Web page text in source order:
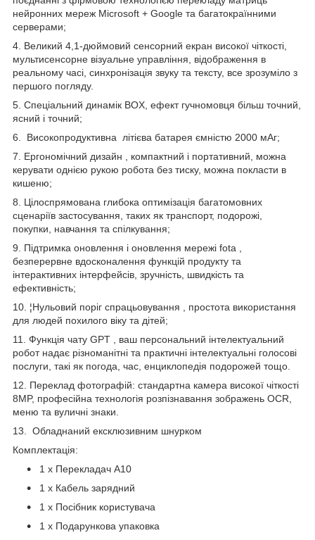
нейронних мереж Microsoft + Google та багатокраїнними
серверами;
4. Великий 4,1-дюймовий сенсорний екран високої чіткості,
мультисенсорне візуальне управління, відображення в
реальному часі, синхронізація звуку та тексту, все зрозуміло з
першого погляду.
5. Спеціальний динамік BOX, ефект гучномовця більш точний,
ясний і точний;
6. Високопродуктивна літієва батарея ємністю 2000 мАг;
7. Ергономічний дизайн , компактний і портативний, можна
керувати однією рукою робота без тиску, можна покласти в
кишеню;
8. Цілоспрямована глибока оптимізація багатомовних
сценаріїв застосування, таких як транспорт, подорожі,
покупки, навчання та спілкування;
9. Підтримка оновлення і оновлення мережі fota ,
безперервне вдосконалення функцій продукту та
інтерактивних інтерфейсів, зручність, швидкість та
ефективність;
10. ¦Нульовий поріг спрацьовування , простота використання
для людей похилого віку та дітей;
11. Функція чату GPT , ваш персональний інтелектуальний
робот надає різноманітні та практичні інтелектуальні голосові
послуги, такі як погода, час, енциклопедія подорожей тощо.
12. Переклад фотографій: стандартна камера високої чіткості
8MP, професійна технологія розпізнавання зображень OCR,
меню та вуличні знаки.
13. Обладнаний ексклюзивним шнурком
Комплектація:
1 x Перекладач A10
1 x Кабель зарядний
1 x Посібник користувача
1 x Подарункова упаковка